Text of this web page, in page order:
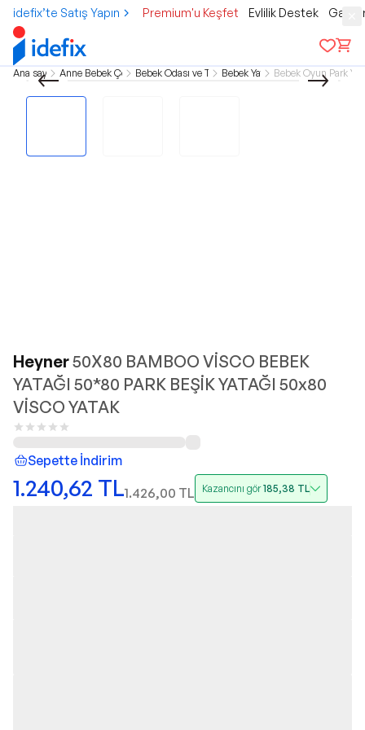
idefix’te Satış Yapın Premium'u Keşfet Evlilik Destek
Ana sayfa Anne Bebek ÇocukBebek Odası ve TekstilBebek Yatak Bebek Oyun Park
Heyner50X80 BAMBOO VİSCO BEBEK
YATAĞI 50*80 PARK BEŞİK YATAĞI 50x80
VİSCO YATAK
Sepette İndirim
1.240,62 TL1.426,00 TL Kazancını gör185,38 TL